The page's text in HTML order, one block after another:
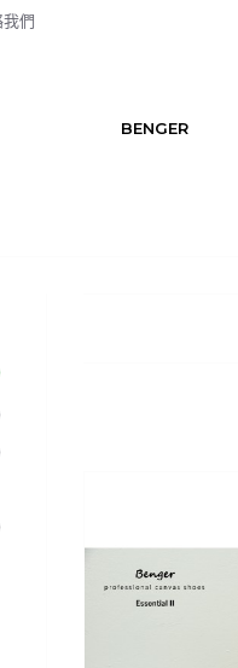
們
BENGER